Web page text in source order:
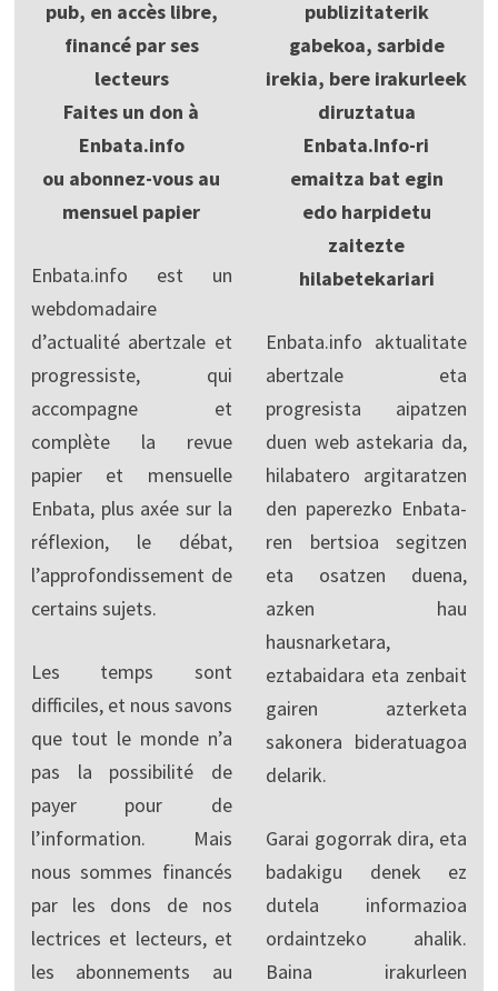
pub, en accès libre,
financé par ses
lecteurs
Faites un don à
Enbata.info
ou abonnez-vous au
mensuel papier
Enbata.info est un
webdomadaire
d’actualité abertzale et
progressiste, qui
accompagne et
complète la revue
papier et mensuelle
Enbata, plus axée sur la
réflexion, le débat,
l’approfondissement de
certains sujets.
Les temps sont
difficiles, et nous savons
que tout le monde n’a
pas la possibilité de
payer pour de
l’information. Mais
nous sommes financés
par les dons de nos
lectrices et lecteurs, et
les abonnements au
publizitaterik
gabekoa, sarbide
irekia, bere irakurleek
diruztatua
Enbata.Info-ri
emaitza bat egin
edo harpidetu
zaitezte
hilabetekariari
Enbata.info aktualitate
abertzale eta
progresista aipatzen
duen web astekaria da,
hilabatero argitaratzen
den paperezko Enbata-
ren bertsioa segitzen
eta osatzen duena,
azken hau
hausnarketara,
eztabaidara eta zenbait
gairen azterketa
sakonera bideratuagoa
delarik.
Garai gogorrak dira, eta
badakigu denek ez
dutela informazioa
ordaintzeko ahalik.
Baina irakurleen